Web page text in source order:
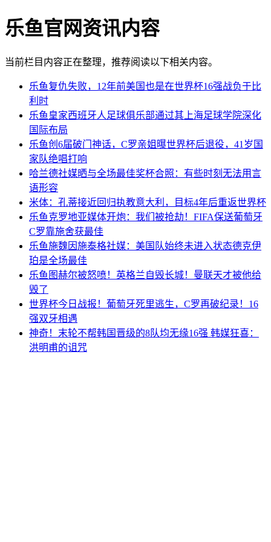
乐鱼官网资讯内容
当前栏目内容正在整理，推荐阅读以下相关内容。
乐鱼复仇失败，12年前美国也是在世界杯16强战负于比
利时
乐鱼皇家西班牙人足球俱乐部通过其上海足球学院深化
国际布局
乐鱼创6届破门神话，C罗亲姐曝世界杯后退役，41岁国
家队绝唱打响
哈兰德社媒晒与全场最佳奖杯合照：有些时刻无法用言
语形容
米体：孔蒂接近回归执教意大利，目标4年后重返世界杯
乐鱼克罗地亚媒体开炮：我们被抢劫！FIFA保送葡萄牙
C罗靠施舍获最佳
乐鱼施魏因施泰格社媒：美国队始终未进入状态德克伊
珀是全场最佳
乐鱼图赫尔被怒喷！英格兰自毁长城！曼联天才被他给
毁了
世界杯今日战报！葡萄牙死里逃生，C罗再破纪录！16
强双牙相遇
神奇！末轮不帮韩国晋级的8队均无缘16强 韩媒狂喜：
洪明甫的诅咒